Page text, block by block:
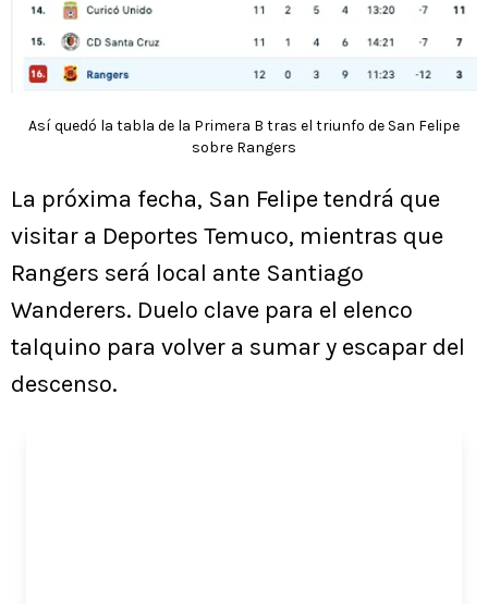
Así quedó la tabla de la Primera B tras el triunfo de San Felipe
sobre Rangers
La próxima fecha, San Felipe tendrá que
visitar a Deportes Temuco, mientras que
Rangers será local ante Santiago
Wanderers. Duelo clave para el elenco
talquino para volver a sumar y escapar del
descenso.